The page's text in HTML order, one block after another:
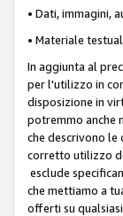
• Dati, immagini,
• Materiale
In aggiunta al
per l'utilizzo in
disposizione in
potremmo anche
che descrivono
corretto utilizzo
esclude
che mettiamo a
offerti su